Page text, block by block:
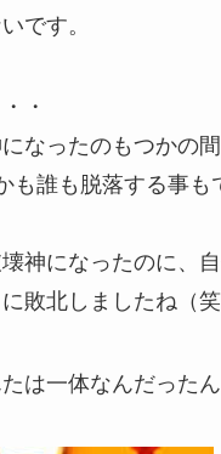
です。
・
なったのもつかの
も誰も脱落する事も
神になったのに、
敗北しましたね（笑
たは一体なんだった